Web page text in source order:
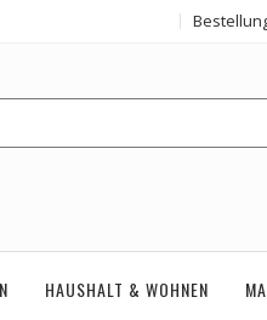
HAUSHALT & WOHNEN